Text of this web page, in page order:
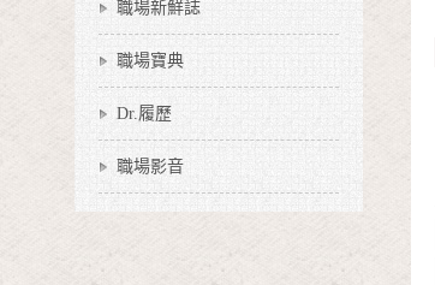
職場新鮮誌
職場寶典
Dr.履歷
職場影音